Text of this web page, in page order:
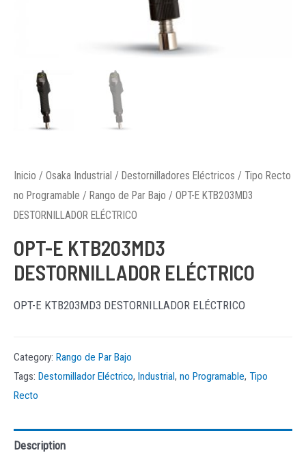
Inicio / Osaka Industrial / Destornilladores Eléctricos / Tipo Recto
no Programable / Rango de Par Bajo / OPT-E KTB203MD3
DESTORNILLADOR ELÉCTRICO
OPT-E KTB203MD3
DESTORNILLADOR ELÉCTRICO
OPT-E KTB203MD3 DESTORNILLADOR ELÉCTRICO
Category: Rango de Par Bajo
Tags: Destornillador Eléctrico, Industrial, no Programable, Tipo
Recto
Description